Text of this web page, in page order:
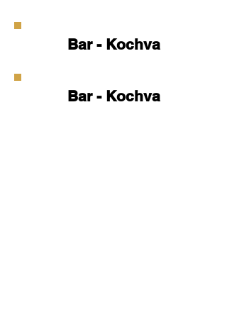
Bar - Kochva
Bar - Kochva